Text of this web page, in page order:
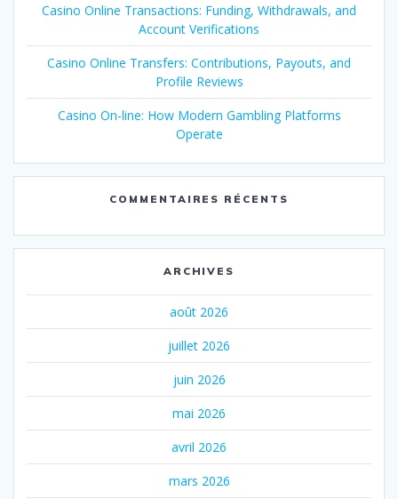
Casino Online Transactions: Funding, Withdrawals, and
Account Verifications
Casino Online Transfers: Contributions, Payouts, and
Profile Reviews
Casino On-line: How Modern Gambling Platforms
Operate
COMMENTAIRES RÉCENTS
ARCHIVES
août 2026
juillet 2026
juin 2026
mai 2026
avril 2026
mars 2026